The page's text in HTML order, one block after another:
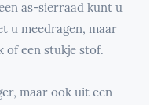
as-sierraad kunt u
u meedragen, maar
of een stukje stof.
maar ook uit een